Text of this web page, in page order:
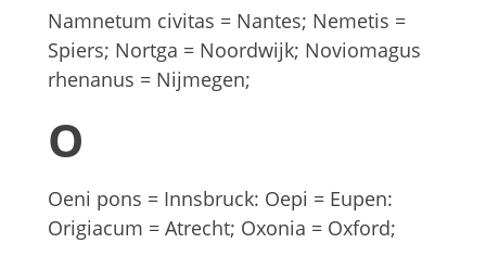
Namnetum civitas = Nantes; Nemetis =
Spiers; Nortga = Noordwijk; Noviomagus
rhenanus = Nijmegen;
O
Oeni pons = Innsbruck: Oepi = Eupen:
Origiacum = Atrecht; Oxonia = Oxford;